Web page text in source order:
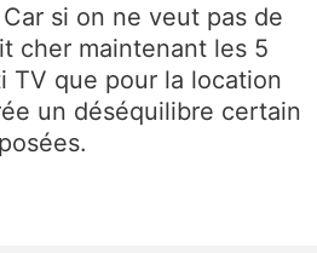
si on ne veut pas de
cher maintenant les 5
TV que pour la location
un déséquilibre certain